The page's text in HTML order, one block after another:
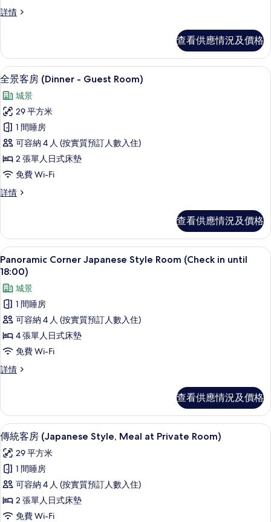
房
Air
Bath,
Meal
at
Private
Room)
的
相
片
詳情
傳
(Open
Air
Bath,
at
Private
Room)
詳
情
查看供應情況及價格
載
入
所
有
全
景
客
(Dinner
Room)
的
相
片
5
全景客房 (Dinner - Guest Room)
城景
29 平方米
1 間睡房
可容納 4 人 (按實質預訂人數入住)
2 張單人日式床墊
免費 Wi-Fi
詳情
全
(Dinner
Guest
Room)
情
查看供應情況及價格
載
入
所
有
Panoramic
Corner
Japanese
Style
Room
until
18:00)
的
相
片
Panoramic Corner Japanese Style
6
Panoramic Corner Japanese Style Room (Check in until
18:00)
城景
1 間睡房
可容納 4 人 (按實質預訂人數入住)
4 張單人日式床墊
免費 Wi-Fi
詳情
Panoramic
Room
(Check
in
until
18:00)
詳
情
查看供應情況及價格
載
入
所
有
傳
統
4
傳統客房 (Japanese Style, Meal at Private Room)
29 平方米
1 間睡房
可容納 4 人 (按實質預訂人數入住)
2 張單人日式床墊
免費 Wi-Fi